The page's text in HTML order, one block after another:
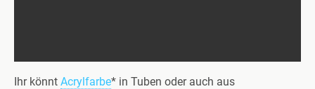
Ihr könnt Acrylfarbe* in Tuben oder auch aus